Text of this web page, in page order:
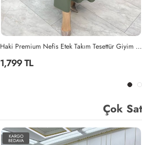
İndigo Berna Elbise Tesettür Giyim İndigo
2,199 TL
Çok
KARGO
BEDAVA